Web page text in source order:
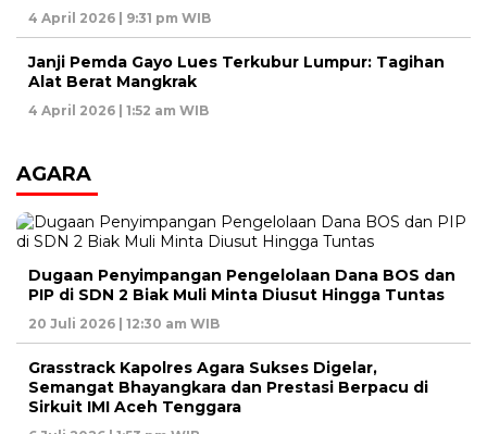
4 April 2026 | 9:31 pm WIB
Janji Pemda Gayo Lues Terkubur Lumpur: Tagihan
Alat Berat Mangkrak
4 April 2026 | 1:52 am WIB
AGARA
Dugaan Penyimpangan Pengelolaan Dana BOS dan
PIP di SDN 2 Biak Muli Minta Diusut Hingga Tuntas
20 Juli 2026 | 12:30 am WIB
Grasstrack Kapolres Agara Sukses Digelar,
Semangat Bhayangkara dan Prestasi Berpacu di
Sirkuit IMI Aceh Tenggara